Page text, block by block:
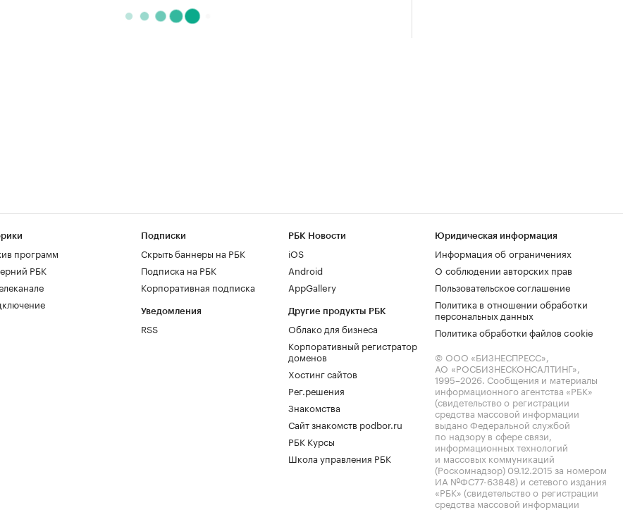
программ
РБК
Подписки
Скрыть баннеры на РБК
Подписка на РБК
Корпоративная подписка
Уведомления
RSS
РБК Новости
iOS
Android
AppGallery
Другие продукты РБК
Облако для бизнеса
Корпоративный регистратор
доменов
Хостинг сайтов
Рег.решения
Знакомства
Сайт знакомств podbor.ru
РБК Курсы
Школа управления РБК
Юридическая информация
Информация об ограничениях
О соблюдении авторских прав
Пользовательское соглашение
Политика в отношении обработки
персональных данных
Политика обработки файлов cookie
© ООО «БИЗНЕСПРЕСС»,
АО «РОСБИЗНЕСКОНСАЛТИНГ»,
1995–2026. Сообщения и материалы
информационного агентства «РБК»
(свидетельство о регистрации
средства массовой информации
выдано Федеральной службой
по надзору в сфере связи,
информационных технологий
и массовых коммуникаций
(Роскомнадзор) 09.12.2015 за номером
ИА №ФС77-63848) и сетевого издания
«РБК» (свидетельство о регистрации
средства массовой информации